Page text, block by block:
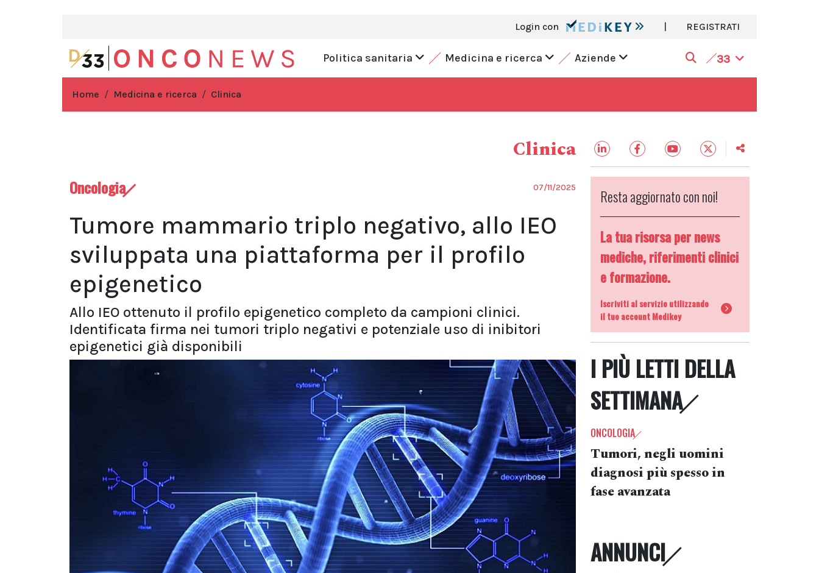
Login con | REGISTRATI
Politica sanitaria Medicina e ricerca Aziende 33
Home Medicina e ricerca Clinica
Clinica
Oncologia 07/11/2025
Tumore mammario triplo negativo, allo IEO
sviluppata una piattaforma per il profilo
epigenetico
Allo IEO ottenuto il profilo epigenetico completo da campioni clinici.
Identificata firma nei tumori triplo negativi e potenziale uso di inibitori
epigenetici già disponibili
Resta aggiornato con noi!
La tua risorsa per news
mediche, riferimenti clinici
e formazione.
Iscriviti al servizio utilizzando
il tuo account Medikey
I PIÙ LETTI DELLA
SETTIMANA
ONCOLOGIA
Tumori, negli uomini
diagnosi più spesso in
fase avanzata
ANNUNCI